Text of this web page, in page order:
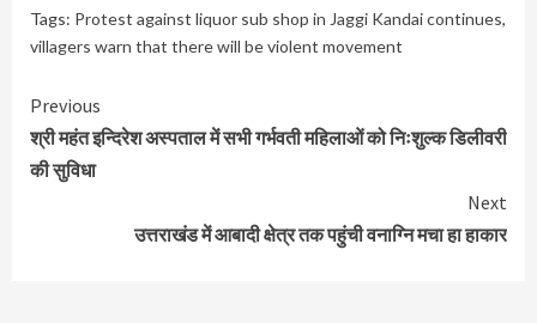
Tags: Protest against liquor sub shop in Jaggi Kandai continues,
villagers warn that there will be violent movement
Continue
Reading
Previous
श्री महंत इन्दिरेश अस्पताल में सभी गर्भवती महिलाओं को निःशुल्क डिलीवरी
की सुविधा
Next
उत्तराखंड में आबादी क्षेत्र तक पहुंची वनाग्नि मचा हा हाकार